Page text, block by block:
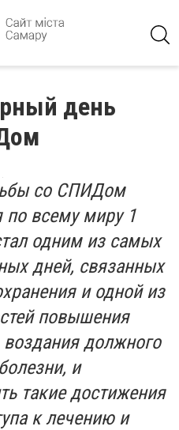
день
со СПИДом
по всему миру 1
одним из самых
дней, связанных
и одной из
повышения
должного
и
такие достижения
к лечению и